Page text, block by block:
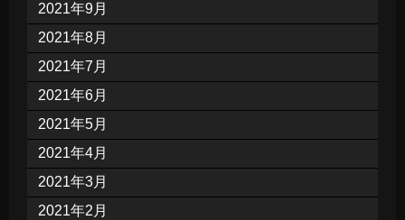
2021年9月
2021年8月
2021年7月
2021年6月
2021年5月
2021年4月
2021年3月
2021年2月